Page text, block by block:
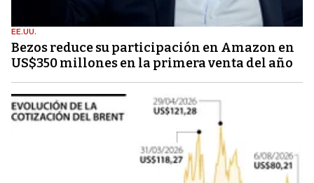
EE.UU.
Bezos reduce su participación en Amazon en
US$350 millones en la primera venta del año